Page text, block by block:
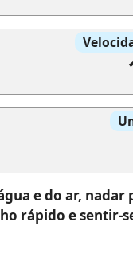
e do ar,
rápido e sentir-